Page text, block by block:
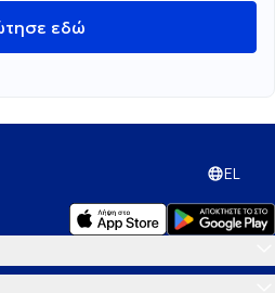
εδώ
EL